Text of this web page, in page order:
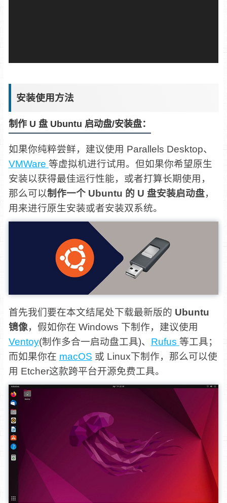
安装使用方法
制作 U 盘 Ubuntu 启动盘/安装盘：
如果你纯粹尝鲜，建议使用 Parallels Desktop、
VMWare 等虚拟机进行试用。但如果你希望原生
安装以获得最佳运行性能，或者打算长期使用，
那么可以制作一个 Ubuntu 的 U 盘安装启动盘，
用来进行原生安装或者安装双系统。
首先我们要在本文结尾处下载最新版的 Ubuntu
镜像，假如你在 Windows 下制作，建议使用
Ventoy(制作多合一启动盘工具)、 Rufus 等工具；
而如果你在 macOS 或 Linux下制作，那么可以使
用 Etcher这款跨平台开源免费工具。